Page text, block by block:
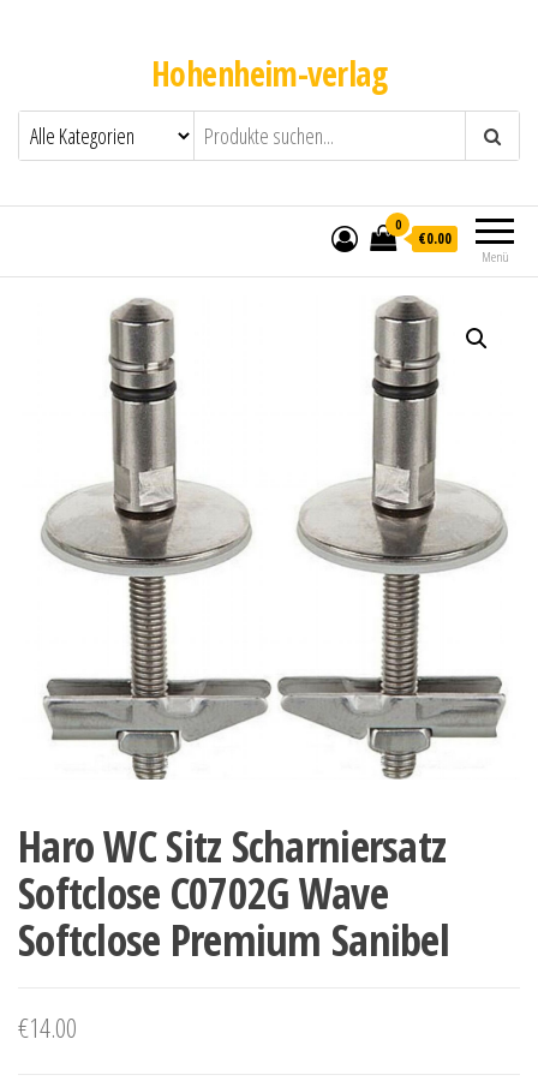
Hohenheim-verlag
Menü
0
€0.00
Haro WC Sitz Scharniersatz
Softclose C0702G Wave
Softclose Premium Sanibel
€14.00